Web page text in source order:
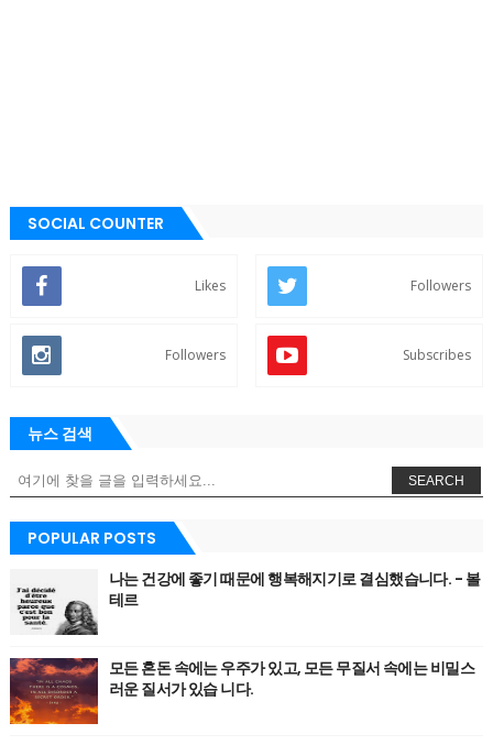
SOCIAL COUNTER
Likes Followers
Followers Subscribes
뉴스 검색
SEARCH
POPULAR POSTS
나는 건강에 좋기 때문에 행복해지기로 결심했습니다. - 볼
테르
모든 혼돈 속에는 우주가 있고, 모든 무질서 속에는 비밀스
러운 질서가 있습 니다.